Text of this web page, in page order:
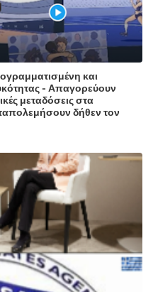
και
- Απαγορεύουν
μεταδόσεις στα
δήθεν τον